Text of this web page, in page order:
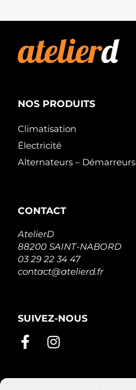
NOS PRODUITS
Climatisation
Électricité
Alternateurs – Démarreurs
CONTACT
AtelierD
88200 SAINT-NABORD
03 29 22 34 47
contact@atelierd.fr
SUIVEZ-NOUS